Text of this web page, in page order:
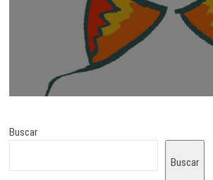
Buscar
Buscar